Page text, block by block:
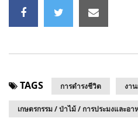
TAGS การดำรงชีวิต งา
เกษตรกรรม / ป่าไม้ / การประมงและอา